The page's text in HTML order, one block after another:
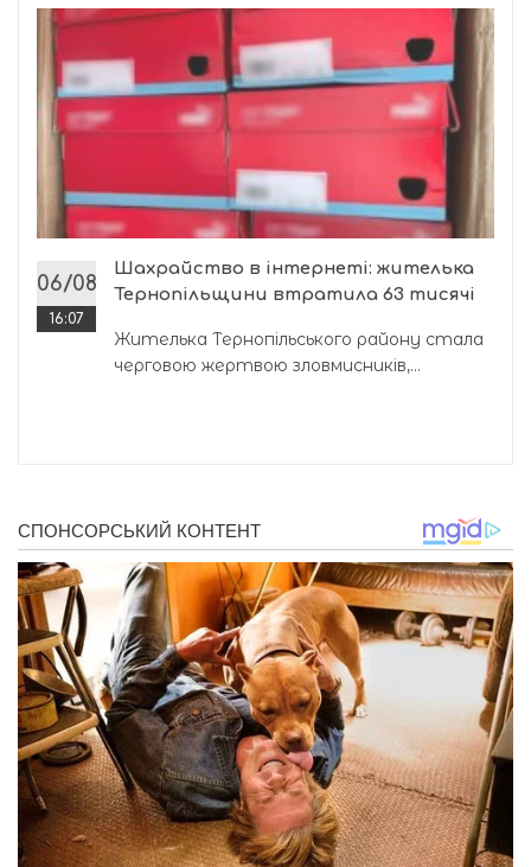
06/08
16:07
Шахрайство в інтернеті: жителька
Тернопільщини втратила 63 тисячі
Жителька Тернопільського району стала
черговою жертвою зловмисників,...